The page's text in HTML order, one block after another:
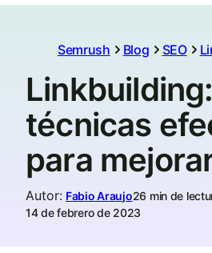
Semrush Blog SEO
técnicas
para
Autor: Fabio Araujo26 min de
14 de febrero de 2023